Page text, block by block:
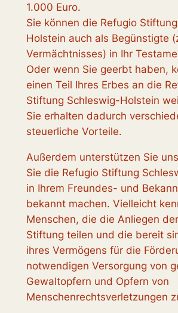
1.000 Euro.
Sie können die Refugio
Holstein auch als Begünstigte
Vermächtnisses) in Ihr
Oder wenn Sie geerbt haben,
einen Teil Ihres Erbes an die
Stiftung Schleswig-Holstein
Sie erhalten dadurch
steuerliche Vorteile.
Außerdem unterstützen Sie
Sie die Refugio Stiftung
in Ihrem Freundes- und
bekannt machen. Vielleicht
Menschen, die die Anliegen
Stiftung teilen und die bereit
ihres Vermögens für die
notwendigen Versorgung von
Gewaltopfern und Opfern von
Menschenrechtsverletzungen